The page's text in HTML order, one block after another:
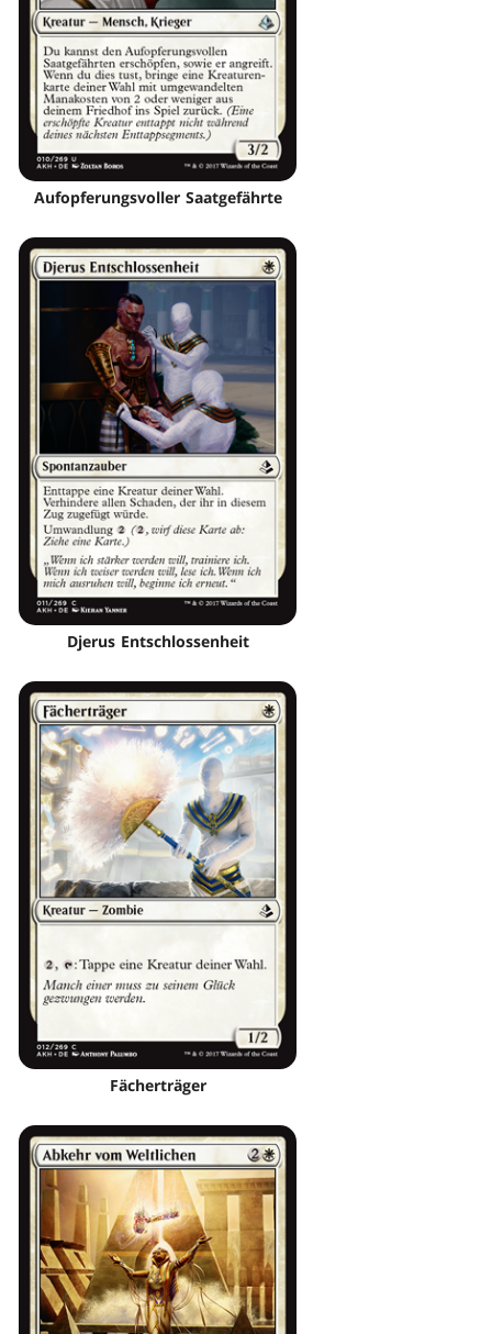
Aufopferungsvoller Saatgefährte
Djerus Entschlossenheit
Fächerträger